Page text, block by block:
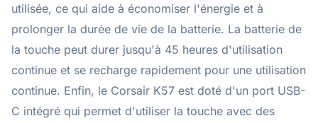
utilisée, ce qui aide à économiser l'énergie et à
prolonger la durée de vie de la batterie. La batterie de
la touche peut durer jusqu'à 45 heures d'utilisation
continue et se recharge rapidement pour une utilisation
continue. Enfin, le Corsair K57 est doté d'un port USB-
C intégré qui permet d'utiliser la touche avec des